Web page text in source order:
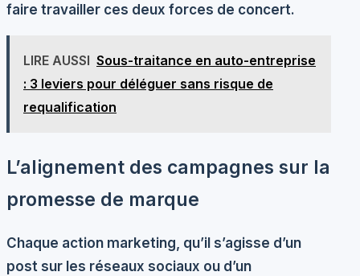
faire travailler ces deux forces de concert.
LIRE AUSSI Sous-traitance en auto-entreprise
: 3 leviers pour déléguer sans risque de
requalification
L’alignement des campagnes sur la
promesse de marque
Chaque action marketing, qu’il s’agisse d’un
post sur les réseaux sociaux ou d’un